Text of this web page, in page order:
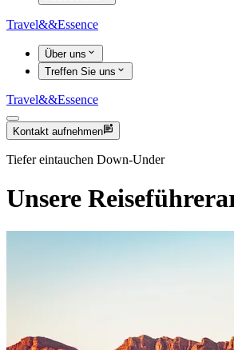
Travel&&Essence
Über uns
Treffen Sie uns
Travel&&Essence
Kontakt aufnehmen
Tiefer eintauchen Down-Under
Unsere